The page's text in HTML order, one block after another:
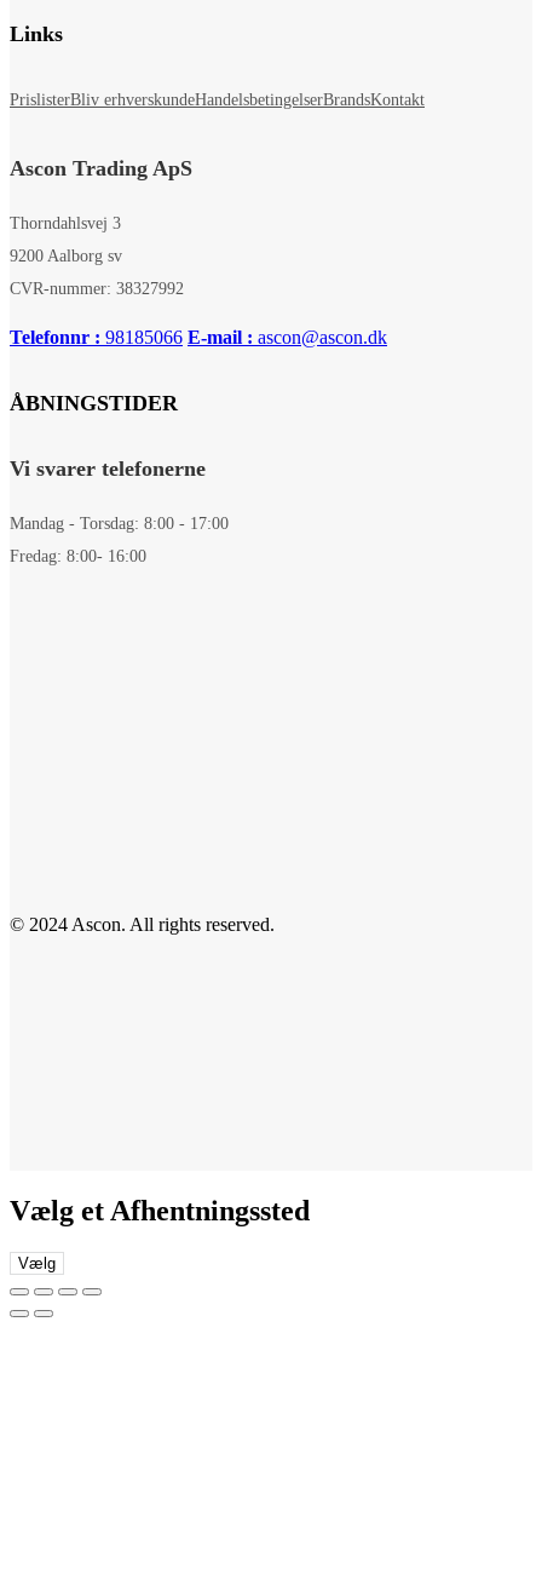
Links
PrislisterBliv erhverskundeHandelsbetingelserBrandsKontakt
Ascon Trading ApS
Thorndahlsvej 3
9200 Aalborg sv
CVR-nummer: 38327992
Telefonnr : 98185066 E-mail : ascon@ascon.dk
ÅBNINGSTIDER
Vi svarer telefonerne
Mandag - Torsdag: 8:00 - 17:00
Fredag: 8:00- 16:00
© 2024 Ascon. All rights reserved.
Vælg et Afhentningssted
Vælg